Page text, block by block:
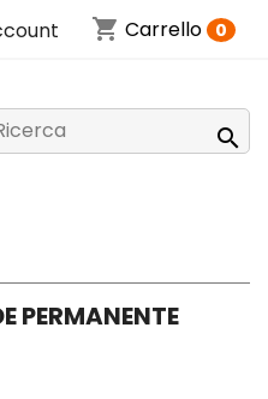
shopping_cart Carrello 0

PERMANENTE